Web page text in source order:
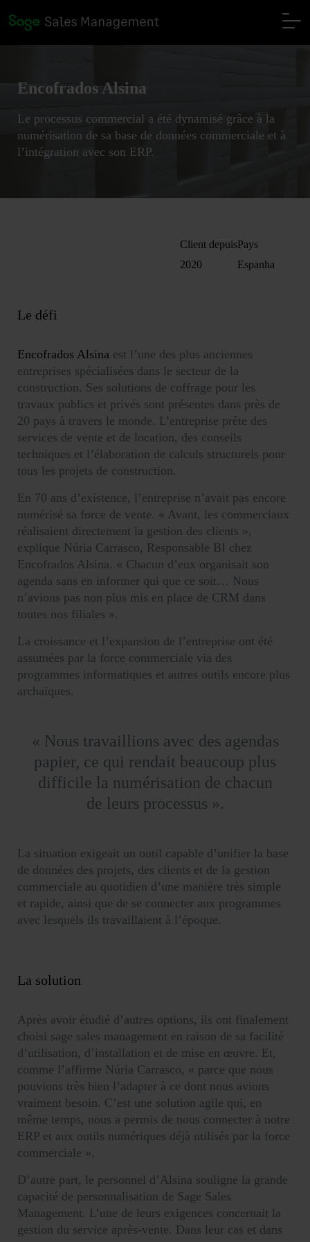
Encofrados Alsina
Le processus commercial a été dynamisé grâce à la
numérisation de sa base de données commerciale et à
l’intégration avec son ERP.
Client depuis
2020
Pays
Espanha
Le défi
Encofrados Alsina est l’une des plus anciennes
entreprises spécialisées dans le secteur de la
construction. Ses solutions de coffrage pour les
travaux publics et privés sont présentes dans près de
20 pays à travers le monde. L’entreprise prête des
services de vente et de location, des conseils
techniques et l’élaboration de calculs structurels pour
tous les projets de construction.
En 70 ans d’existence, l’entreprise n’avait pas encore
numérisé sa force de vente. « Avant, les commerciaux
réalisaient directement la gestion des clients »,
explique Núria Carrasco, Responsable BI chez
Encofrados Alsina. « Chacun d’eux organisait son
agenda sans en informer qui que ce soit… Nous
n’avions pas non plus mis en place de CRM dans
toutes nos filiales ».
La croissance et l’expansion de l’entreprise ont été
assumées par la force commerciale via des
programmes informatiques et autres outils encore plus
archaïques.
« Nous travaillions avec des agendas
papier, ce qui rendait beaucoup plus
difficile la numérisation de chacun
de leurs processus ».
La situation exigeait un outil capable d’unifier la base
de données des projets, des clients et de la gestion
commerciale au quotidien d’une manière très simple
et rapide, ainsi que de se connecter aux programmes
avec lesquels ils travaillaient à l’époque.
La solution
Après avoir étudié d’autres options, ils ont finalement
choisi sage sales management en raison de sa facilité
d’utilisation, d’installation et de mise en œuvre. Et,
comme l’affirme Núria Carrasco, « parce que nous
pouvions très bien l’adapter à ce dont nous avions
vraiment besoin. C’est une solution agile qui, en
même temps, nous a permis de nous connecter à notre
ERP et aux outils numériques déjà utilisés par la force
commerciale ».
D’autre part, le personnel d’Alsina souligne la grande
capacité de personnalisation de Sage Sales
Management. L’une de leurs exigences concernait la
gestion du service après-vente. Dans leur cas et dans